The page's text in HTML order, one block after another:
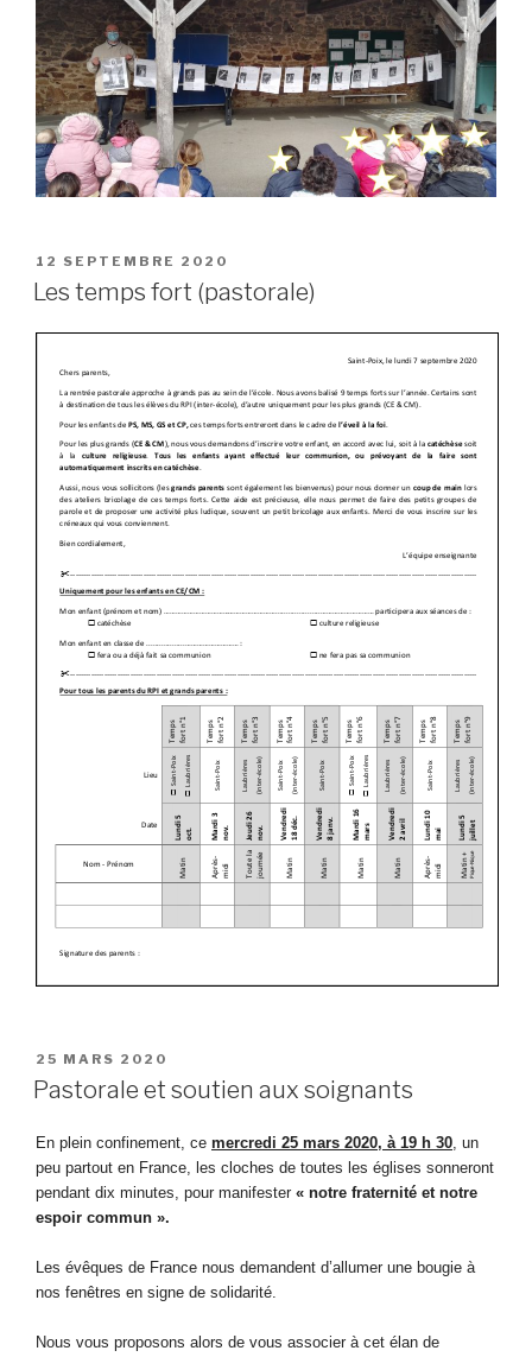
PUBLIÉ
LE
12 SEPTEMBRE 2020
Les temps fort (pastorale)
PUBLIÉ
LE
25 MARS 2020
Pastorale et soutien aux soignants
En plein confinement, ce mercredi 25 mars 2020, à 19 h 30, un
peu partout en France, les cloches de toutes les églises sonneront
pendant dix minutes, pour manifester « notre fraternité et notre
espoir commun ».
Les évêques de France nous demandent d’allumer une bougie à
nos fenêtres en signe de solidarité.
Nous vous proposons alors de vous associer à cet élan de